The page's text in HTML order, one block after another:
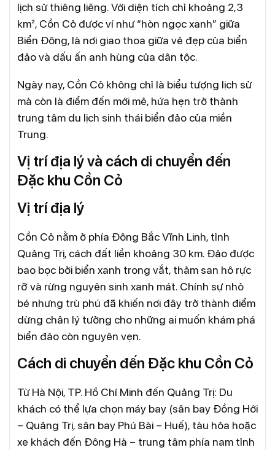
lịch sử thiêng liêng. Với diện tích chỉ khoảng 2,3
km², Cồn Cỏ được ví như “hòn ngọc xanh” giữa
Biển Đông, là nơi giao thoa giữa vẻ đẹp của biển
đảo và dấu ấn anh hùng của dân tộc.
Ngày nay, Cồn Cỏ không chỉ là biểu tượng lịch sử
mà còn là điểm đến mới mẻ, hứa hẹn trở thành
trung tâm du lịch sinh thái biển đảo của miền
Trung.
Vị trí địa lý và cách di chuyển đến
Đặc khu Cồn Cỏ
Vị trí địa lý
Cồn Cỏ nằm ở phía Đông Bắc Vĩnh Linh, tỉnh
Quảng Trị, cách đất liền khoảng 30 km. Đảo được
bao bọc bởi biển xanh trong vắt, thảm san hô rực
rỡ và rừng nguyên sinh xanh mát. Chính sự nhỏ
bé nhưng trù phú đã khiến nơi đây trở thành điểm
dừng chân lý tưởng cho những ai muốn khám phá
biển đảo còn nguyên vẹn.
Cách di chuyển đến Đặc khu Cồn Cỏ
Từ Hà Nội, TP. Hồ Chí Minh đến Quảng Trị: Du
khách có thể lựa chọn máy bay (sân bay Đồng Hới
– Quảng Trị, sân bay Phú Bài – Huế), tàu hỏa hoặc
xe khách đến Đông Hà – trung tâm phía nam tỉnh